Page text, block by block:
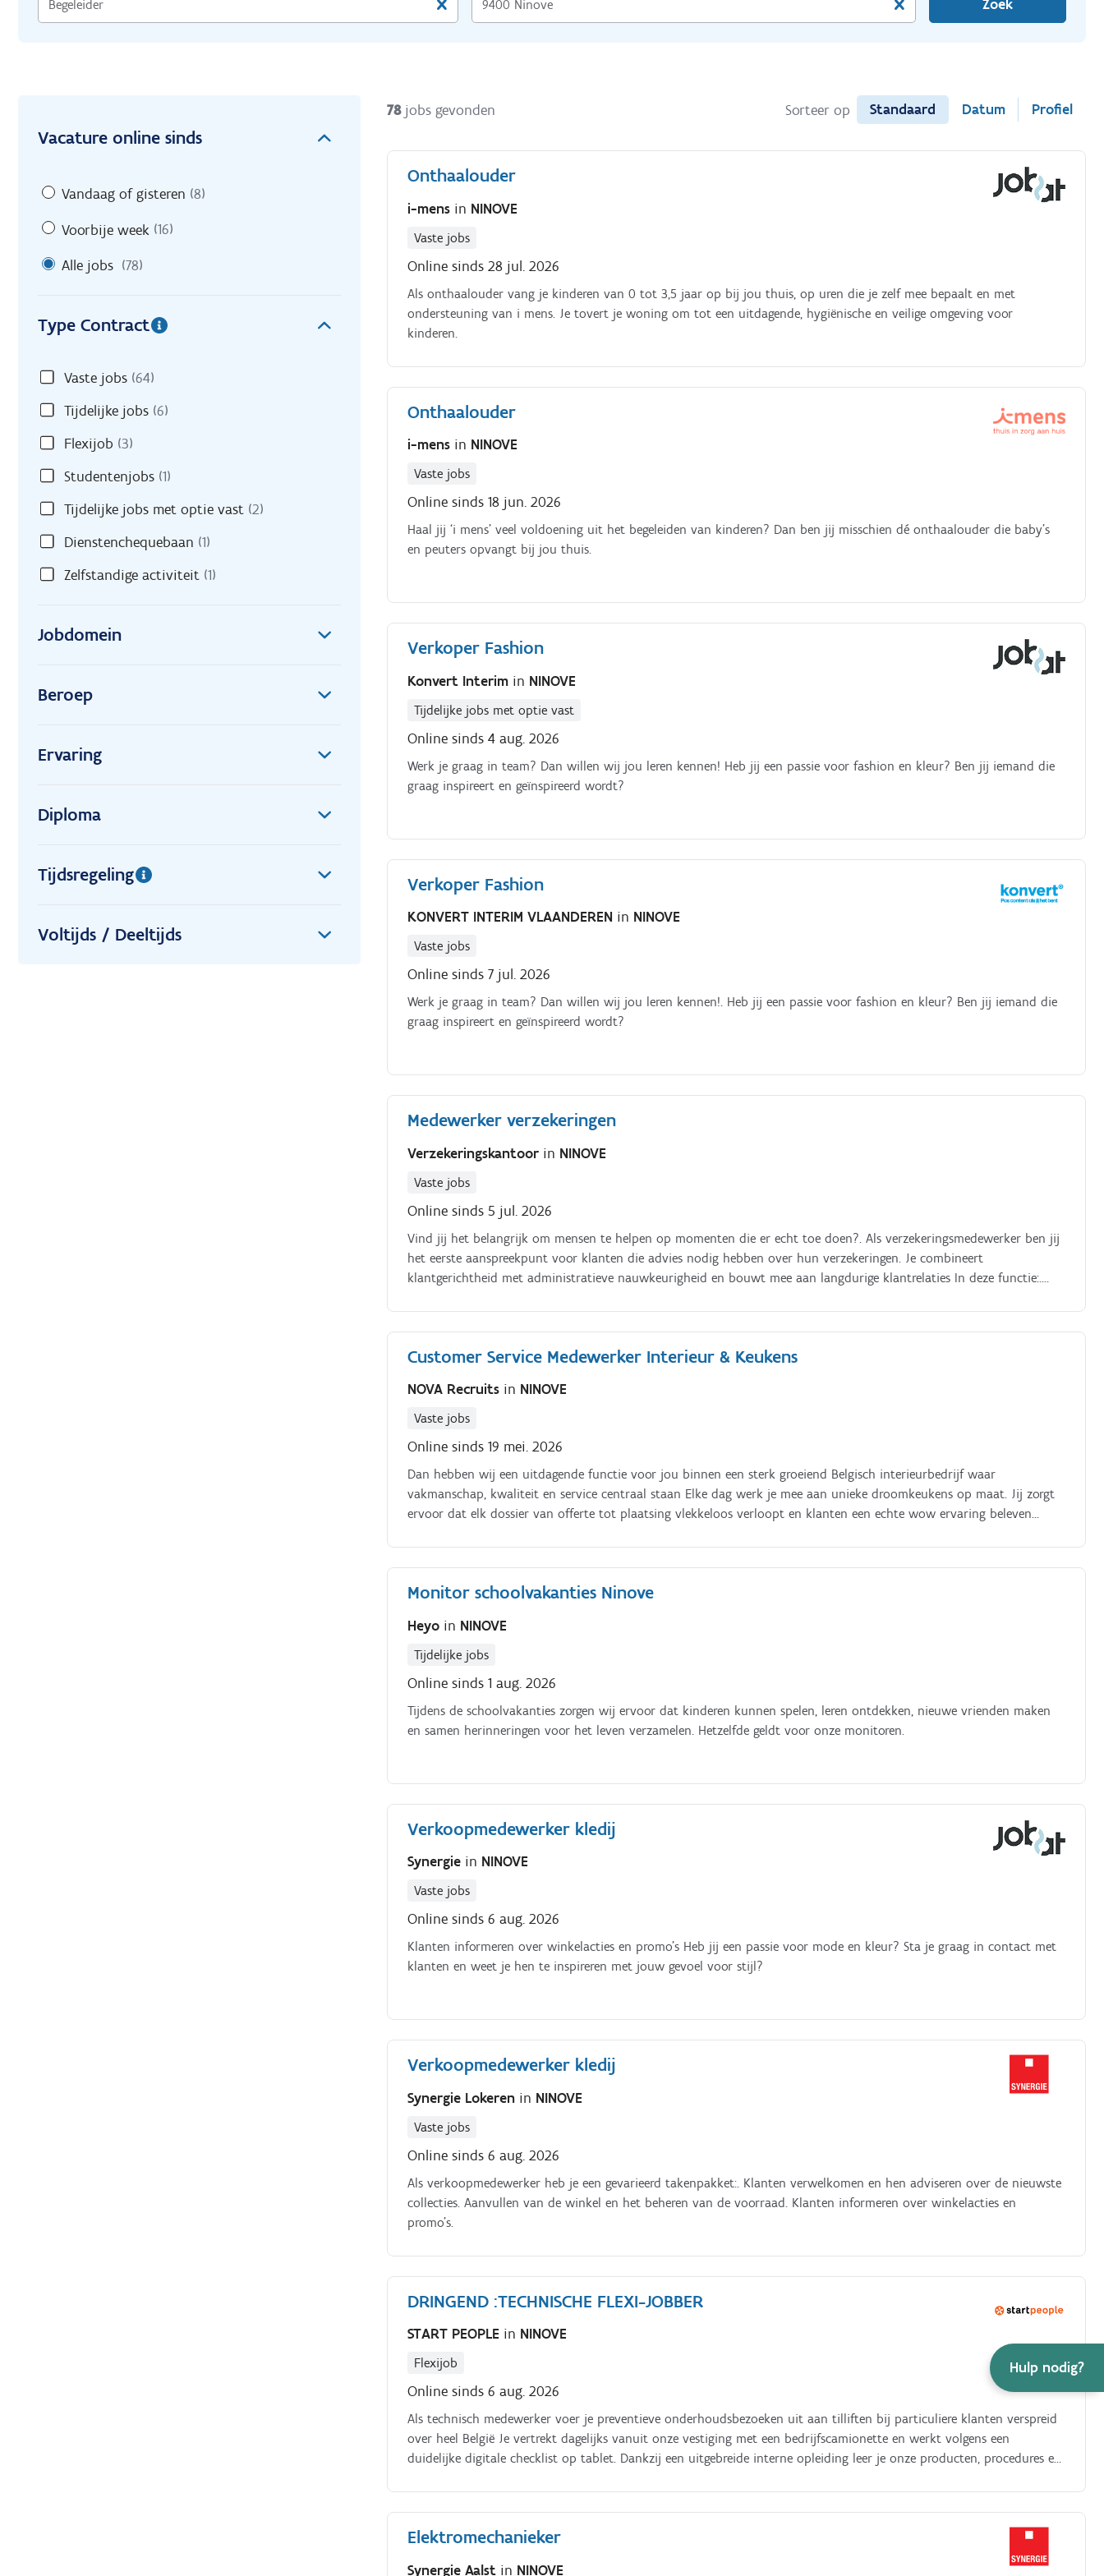
Hulp nodig?
Zoek
Vacature online sinds
Vandaag of gisteren (8)
Voorbije week (16)
Alle jobs (78)
Type Contract
Vaste jobs (64)
Tijdelijke jobs (6)
Flexijob (3)
Studentenjobs (1)
Tijdelijke jobs met optie vast (2)
Dienstenchequebaan (1)
Zelfstandige activiteit (1)
Jobdomein
Beroep
Ervaring
Diploma
Tijdsregeling
Voltijds / Deeltijds
78 jobs gevonden Sorteer op Standaard Datum Profiel
Onthaalouder
i-mens in NINOVE
Vaste jobs
Online sinds 28 jul. 2026
Als onthaalouder vang je kinderen van 0 tot 3,5 jaar op bij jou thuis, op uren die je zelf mee bepaalt en met
ondersteuning van i mens. Je tovert je woning om tot een uitdagende, hygiënische en veilige omgeving voor
kinderen.
Onthaalouder
i-mens in NINOVE
Vaste jobs
Online sinds 18 jun. 2026
Haal jij ‘i mens’ veel voldoening uit het begeleiden van kinderen? Dan ben jij misschien dé onthaalouder die baby’s
en peuters opvangt bij jou thuis.
Verkoper Fashion
Konvert Interim in NINOVE
Tijdelijke jobs met optie vast
Online sinds 4 aug. 2026
Werk je graag in team? Dan willen wij jou leren kennen! Heb jij een passie voor fashion en kleur? Ben jij iemand die
graag inspireert en geïnspireerd wordt?
Verkoper Fashion
KONVERT INTERIM VLAANDEREN in NINOVE
Vaste jobs
Online sinds 7 jul. 2026
Werk je graag in team? Dan willen wij jou leren kennen!. Heb jij een passie voor fashion en kleur? Ben jij iemand die
graag inspireert en geïnspireerd wordt?
Medewerker verzekeringen
Verzekeringskantoor in NINOVE
Vaste jobs
Online sinds 5 jul. 2026
Vind jij het belangrijk om mensen te helpen op momenten die er echt toe doen?. Als verzekeringsmedewerker ben jij
het eerste aanspreekpunt voor klanten die advies nodig hebben over hun verzekeringen. Je combineert
klantgerichtheid met administratieve nauwkeurigheid en bouwt mee aan langdurige klantrelaties In deze functie:.
wijzigingen en schadedossiers Onderhoud je contact met verzekeringsmaatschappijen Zoek je actief naar oplossingen
die aansluiten bij de behoeften van de klant.
Customer Service Medewerker Interieur & Keukens
NOVA Recruits in NINOVE
Vaste jobs
Online sinds 19 mei. 2026
Dan hebben wij een uitdagende functie voor jou binnen een sterk groeiend Belgisch interieurbedrijf waar
vakmanschap, kwaliteit en service centraal staan Elke dag werk je mee aan unieke droomkeukens op maat. Jij zorgt
ervoor dat elk dossier van offerte tot plaatsing vlekkeloos verloopt en klanten een echte wow ervaring beleven
Monitor schoolvakanties Ninove
Heyo in NINOVE
Tijdelijke jobs
Online sinds 1 aug. 2026
Tijdens de schoolvakanties zorgen wij ervoor dat kinderen kunnen spelen, leren ontdekken, nieuwe vrienden maken
en samen herinneringen voor het leven verzamelen. Hetzelfde geldt voor onze monitoren.
Verkoopmedewerker kledij
Synergie in NINOVE
Vaste jobs
Online sinds 6 aug. 2026
Klanten informeren over winkelacties en promo's Heb jij een passie voor mode en kleur? Sta je graag in contact met
klanten en weet je hen te inspireren met jouw gevoel voor stijl?
Verkoopmedewerker kledij
Synergie Lokeren in NINOVE
Vaste jobs
Online sinds 6 aug. 2026
Als verkoopmedewerker heb je een gevarieerd takenpakket:. Klanten verwelkomen en hen adviseren over de nieuwste
collecties. Aanvullen van de winkel en het beheren van de voorraad. Klanten informeren over winkelacties en
promo's.
DRINGEND :TECHNISCHE FLEXI-JOBBER
START PEOPLE in NINOVE
Flexijob
Online sinds 6 aug. 2026
Als technisch medewerker voer je preventieve onderhoudsbezoeken uit aan tilliften bij particuliere klanten verspreid
over heel België Je vertrekt dagelijks vanuit onze vestiging met een bedrijfscamionette en werkt volgens een
duidelijke digitale checklist op tablet. Dankzij een uitgebreide interne opleiding leer je onze producten, procedures en
Elektromechanieker
Synergie Aalst in NINOVE